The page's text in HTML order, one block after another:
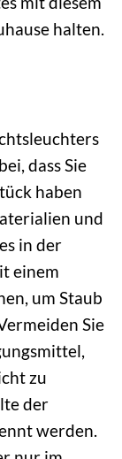
halten.
dass Sie
haben
und
in der
einem
um Staub
Sie
zu
der
werden.